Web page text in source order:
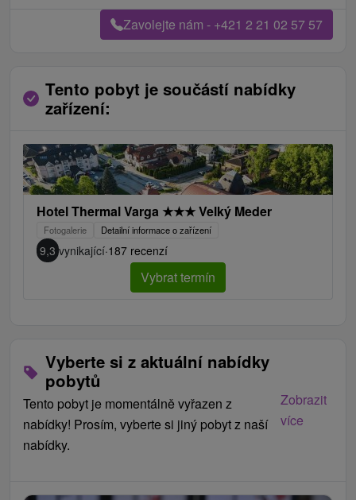
Zavolejte nám - +421 2 21 02 57 57
Tento pobyt je součástí nabídky
zařízení:
Hotel Thermal Varga ★★★Velký Meder
Fotogalerie Detailní informace o zařízení
9,3 vynikající·187 recenzí
Vybrat termín
Vyberte si z aktuální nabídky
pobytů
Tento pobyt je momentálně vyřazen z
nabídky! Prosím, vyberte si jiný pobyt z naší
nabídky.
Zobrazit
více